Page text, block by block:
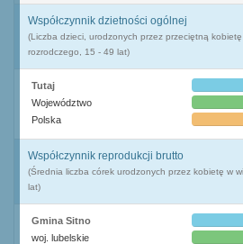
Współczynnik dzietności ogólnej
(Liczba dzieci, urodzonych przez przeciętną
rozrodczego, 15 - 49 lat)
Tutaj
Województwo
Polska
Współczynnik reprodukcji brutto
(Średnia liczba córek urodzonych przez kobietę w
lat)
Gmina Sitno
woj. lubelskie